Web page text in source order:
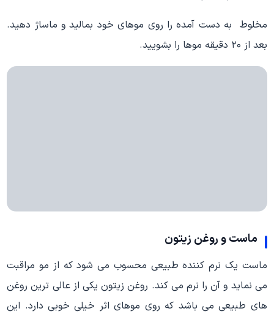
مخلوط به دست آمده را روی موهای خود بمالید و ماساژ دهید.
بعد از ۲۰ دقیقه موها را بشویید.
ماست و روغن زیتون
ماست یک نرم کننده طبیعی محسوب می شود که از مو مراقبت
می نماید و آن را نرم می کند. روغن زیتون یکی از عالی ترین روغن
های طبیعی می باشد که روی موهای اثر خیلی خوبی دارد. این